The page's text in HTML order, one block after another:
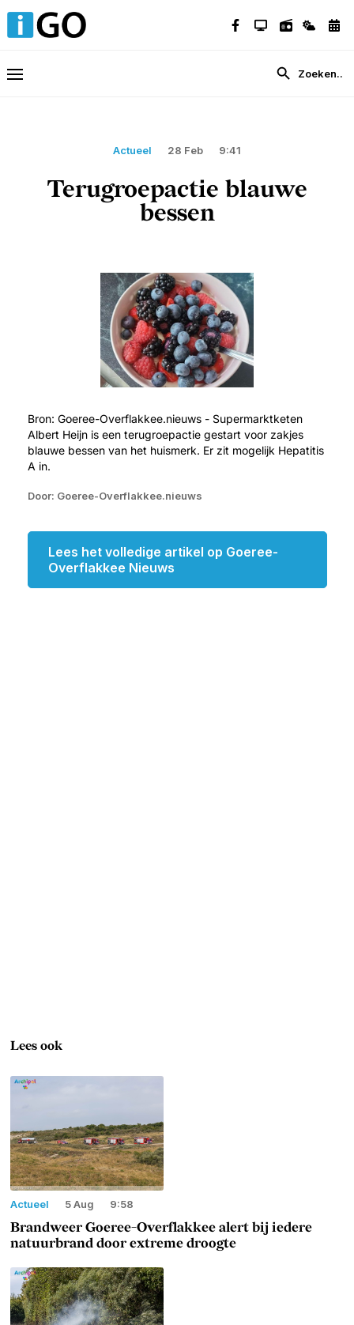
Actueel 28 Feb 9:41
Terugroepactie blauwe
bessen
Bron: Goeree-Overflakkee.nieuws - Supermarktketen
Albert Heijn is een terugroepactie gestart voor zakjes
blauwe bessen van het huismerk. Er zit mogelijk Hepatitis
A in.
Door: Goeree-Overflakkee.nieuws
Lees het volledige artikel op Goeree-
Overflakkee Nieuws
Lees ook
Actueel 5 Aug 9:58
Brandweer Goeree-Overflakkee alert bij iedere
natuurbrand door extreme droogte